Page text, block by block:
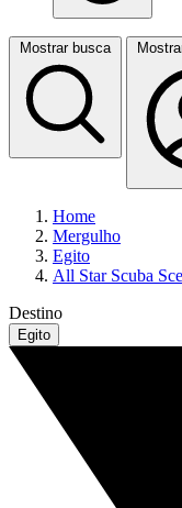
Mostrar busca
Home
Mergulho
Egito
All Star Scuba
Destino
Egito